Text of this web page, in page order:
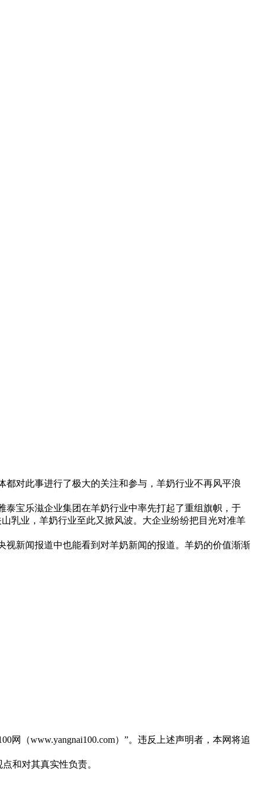
对此事进行了极大的关注和参与，羊奶行业不再风平浪
宝乐滋企业集团在羊奶行业中率先打起了重组旗帜，于
乳业，羊奶行业至此又掀风波。大企业纷纷把目光对准羊
新闻报道中也能看到对羊奶新闻的报道。羊奶的价值渐渐
网（www.yangnai100.com）”。违反上述声明者，本网将追
和对其真实性负责。